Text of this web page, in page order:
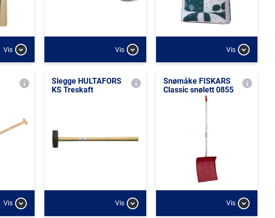
Vis Vis Vis
Vis
Slegge HULTAFORS
KS Treskaft
Vis
Snømåke FISKARS
Classic snølett 0855
Vis